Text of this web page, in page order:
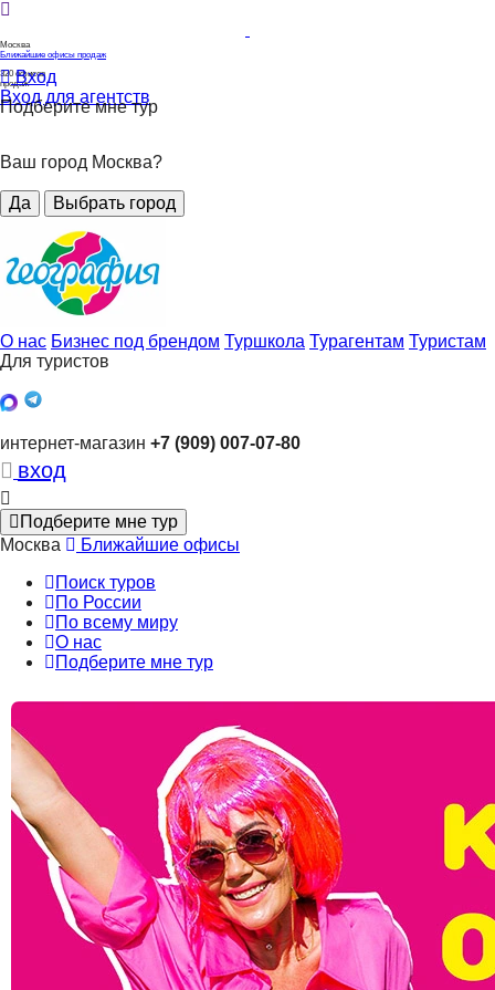
Москва
Ближайшие офисы продаж
320 офисов
продаж
Вход
Вход для агентств
Подберите мне тур
Ваш город Москва?
Да Выбрать город
О нас Бизнес под брендом Туршкола Турагентам Туристам
Для туристов
интернет-магазин +7 (909) 007-07-80
вход
Подберите мне тур
Москва
Ближайшие офисы
Поиск туров
По России
По всему миру
О нас
Подберите мне тур